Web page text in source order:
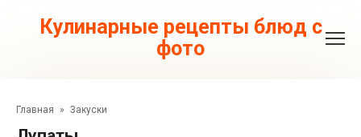
контентуКулинарные рецепты блюд с
фото
Главная » Закуски